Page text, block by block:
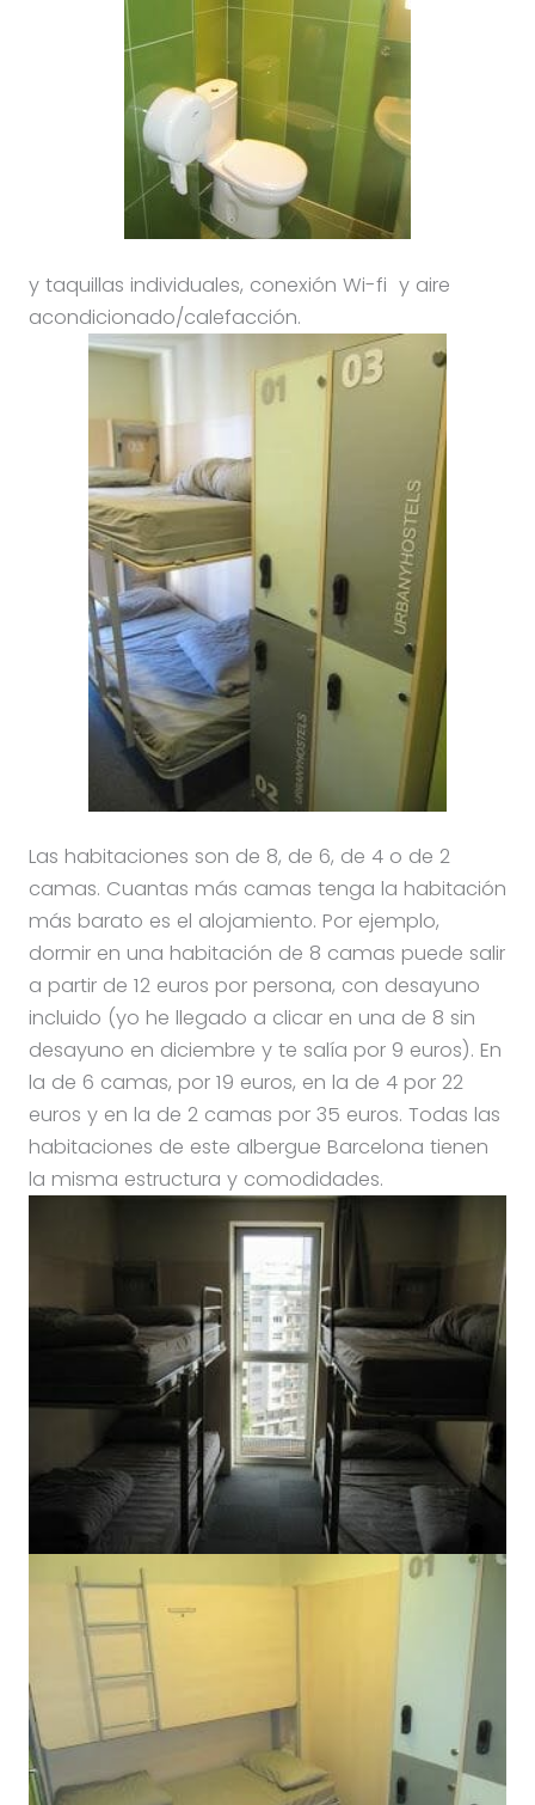
y taquillas individuales, conexión Wi-fi y aire
acondicionado/calefacción.
Las habitaciones son de 8, de 6, de 4 o de 2
camas. Cuantas más camas tenga la habitación
más barato es el alojamiento. Por ejemplo,
dormir en una habitación de 8 camas puede salir
a partir de 12 euros por persona, con desayuno
incluido (yo he llegado a clicar en una de 8 sin
desayuno en diciembre y te salía por 9 euros). En
la de 6 camas, por 19 euros, en la de 4 por 22
euros y en la de 2 camas por 35 euros. Todas las
habitaciones de este albergue Barcelona tienen
la misma estructura y comodidades.